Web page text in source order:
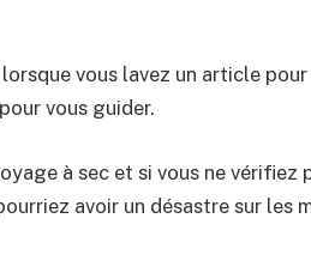
vous lavez un article pour
vous guider.
à sec et si vous ne vérifiez
avoir un désastre sur les